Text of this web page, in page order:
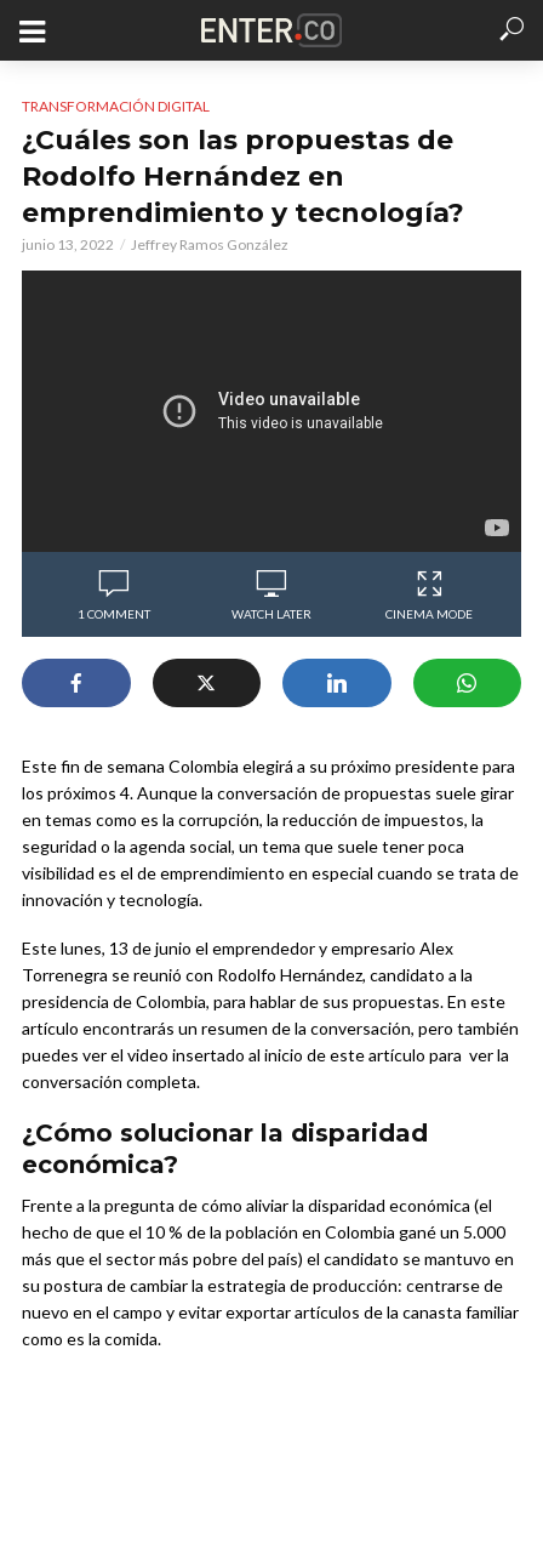
TRANSFORMACIÓN DIGITAL
¿Cuáles son las propuestas de
Rodolfo Hernández en
emprendimiento y tecnología?
junio 13, 2022 Jeffrey Ramos González
1 COMMENT WATCH LATER CINEMA MODE
Este fin de semana Colombia elegirá a su próximo presidente para
los próximos 4. Aunque la conversación de propuestas suele girar
en temas como es la corrupción, la reducción de impuestos, la
seguridad o la agenda social, un tema que suele tener poca
visibilidad es el de emprendimiento en especial cuando se trata de
innovación y tecnología.
Este lunes, 13 de junio el emprendedor y empresario Alex
Torrenegra se reunió con Rodolfo Hernández, candidato a la
presidencia de Colombia, para hablar de sus propuestas. En este
artículo encontrarás un resumen de la conversación, pero también
puedes ver el video insertado al inicio de este artículo para ver la
conversación completa.
¿Cómo solucionar la disparidad
económica?
Frente a la pregunta de cómo aliviar la disparidad económica (el
hecho de que el 10 % de la población en Colombia gané un 5.000
más que el sector más pobre del país) el candidato se mantuvo en
su postura de cambiar la estrategia de producción: centrarse de
nuevo en el campo y evitar exportar artículos de la canasta familiar
como es la comida.